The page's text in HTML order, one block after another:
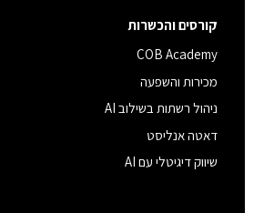
קורסים והכשרות
COB Academy
מכירות והשפעה
ניהול רשתות בשילוב AI
דאטה אנליסט
שיווק דיגיטלי עם AI